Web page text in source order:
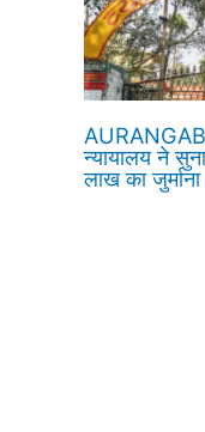
न्यायालय ने
लाख का जुर्माना